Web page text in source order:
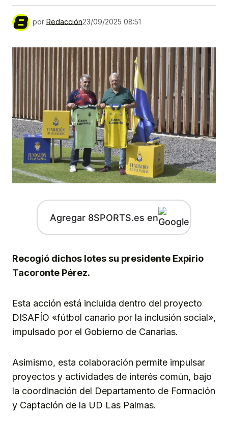
por Redacción23/09/2025 08:51
Agregar 8SPORTS.es en
Recogió dichos lotes su presidente Expirio
Tacoronte Pérez.
Esta acción está incluida dentro del proyecto
DISAFÍO «fútbol canario por la inclusión social»,
impulsado por el Gobierno de Canarias.
Asimismo, esta colaboración permite impulsar
proyectos y actividades de interés común, bajo
la coordinación del Departamento de Formación
y Captación de la UD Las Palmas.